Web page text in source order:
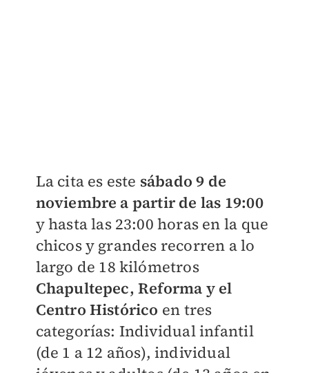
La cita es este sábado 9 de
noviembre a partir de las 19:00
y hasta las 23:00 horas en la que
chicos y grandes recorren a lo
largo de 18 kilómetros
Chapultepec, Reforma y el
Centro Histórico en tres
categorías: Individual infantil
(de 1 a 12 años), individual